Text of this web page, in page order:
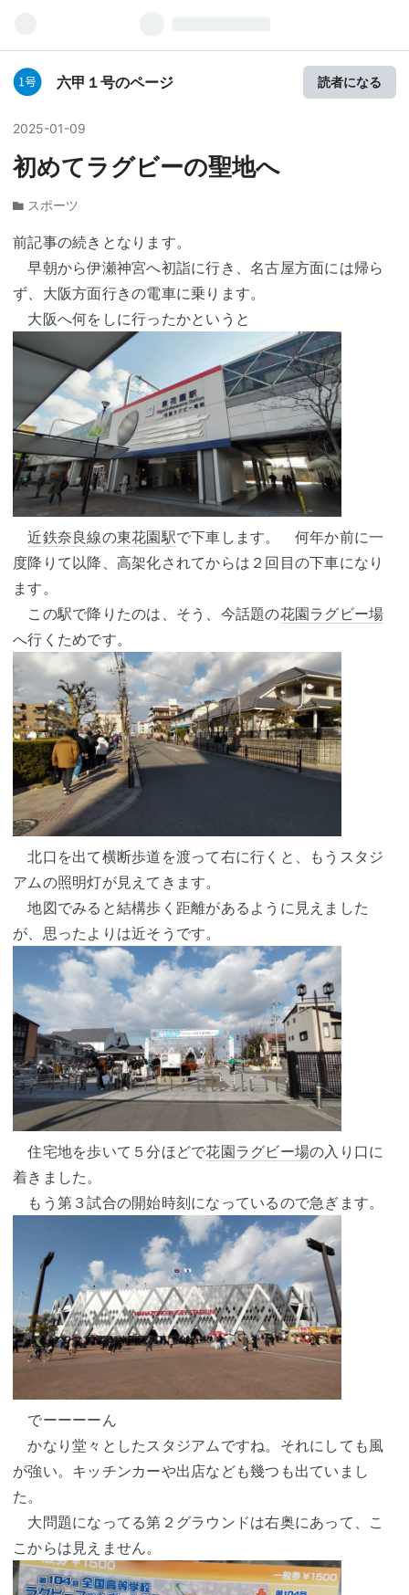
六甲１号のページ 読者になる
2025-01-09
初めてラグビーの聖地へ
スポーツ
前記事の続きとなります。
早朝から伊瀬神宮へ初詣に行き、名古屋方面には帰ら
ず、大阪方面行きの電車に乗ります。
大阪へ何をしに行ったかというと
近鉄奈良線の東花園駅で下車します。 何年か前に一
度降りて以降、高架化されてからは２回目の下車になり
ます。
この駅で降りたのは、そう、今話題の花園ラグビー場
へ行くためです。
北口を出て横断歩道を渡って右に行くと、もうスタジ
アムの照明灯が見えてきます。
地図でみると結構歩く距離があるように見えました
が、思ったよりは近そうです。
住宅地を歩いて５分ほどで花園ラグビー場の入り口に
着きました。
もう第３試合の開始時刻になっているので急ぎます。
でーーーーん
かなり堂々としたスタジアムですね。それにしても風
が強い。キッチンカーや出店なども幾つも出ていまし
た。
大問題になってる第２グラウンドは右奥にあって、こ
こからは見えません。